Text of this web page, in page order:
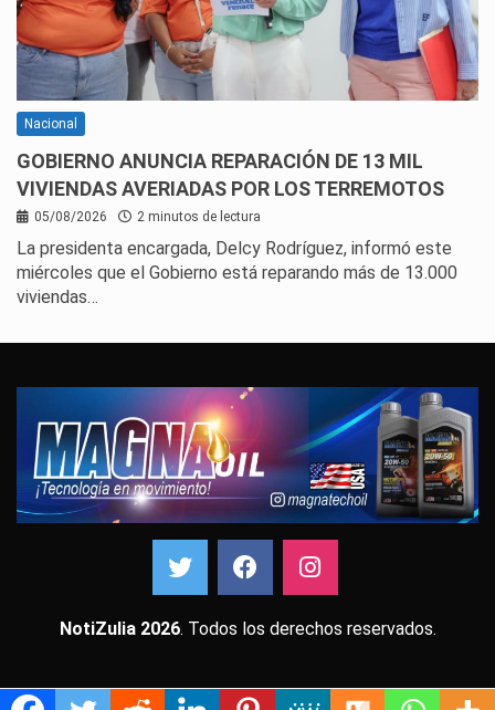
Nacional
GOBIERNO ANUNCIA REPARACIÓN DE 13 MIL
VIVIENDAS AVERIADAS POR LOS TERREMOTOS
05/08/2026 2 minutos de lectura
La presidenta encargada, Delcy Rodríguez, informó este
miércoles que el Gobierno está reparando más de 13.000
viviendas…
NotiZulia 2026. Todos los derechos reservados.